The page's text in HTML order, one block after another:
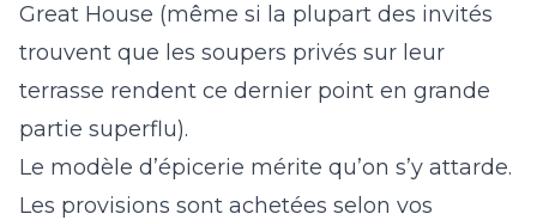
Great House (même si la plupart des invités
trouvent que les soupers privés sur leur
terrasse rendent ce dernier point en grande
partie superflu).
Le modèle d’épicerie mérite qu’on s’y attarde.
Les provisions sont achetées selon vos